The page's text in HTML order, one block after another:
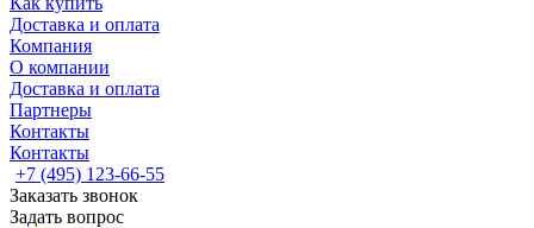
Доставка и оплата
Компания
О компании
Доставка и оплата
Партнеры
Контакты
Контакты
+7 (495) 123-66-55
Заказать звонок
Задать вопрос